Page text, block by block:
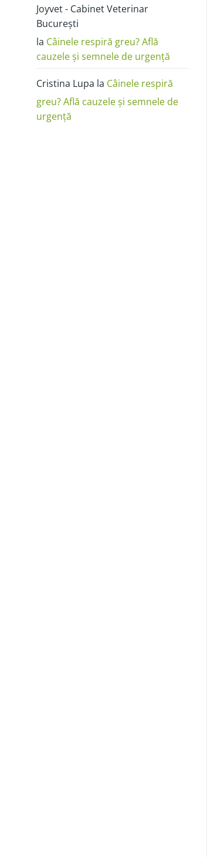
Joyvet - Cabinet Veterinar
București
la Câinele respiră greu? Află
cauzele și semnele de urgență
Cristina Lupa la Câinele respiră
greu? Află cauzele și semnele de
urgență